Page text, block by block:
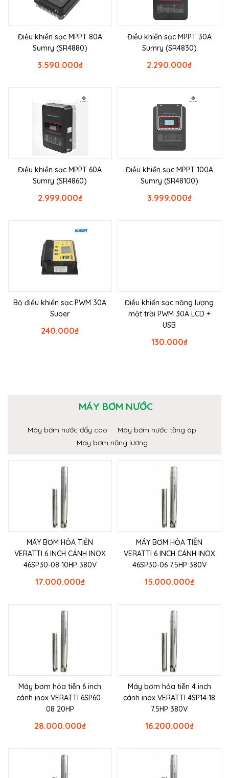
Điều khiển sạc MPPT 80A
Sumry (SR4880)
₫
3.590.000
Điều khiển sạc MPPT 30A
Sumry (SR4830)
₫
2.290.000
Điều khiển sạc MPPT 60A
Sumry (SR4860)
₫
2.999.000
Điều khiển sạc MPPT 100A
Sumry (SR48100)
₫
3.999.000
Bộ điều khiển sạc PWM 30A
Suoer
₫
240.000
Điều khiển sạc năng lượng
mặt trời PWM 30A LCD +
USB
₫
130.000
MÁY BƠM NƯỚC
Máy bơm nước đẩy cao
Máy bơm nước tăng áp
Máy bơm năng lượng
MÁY BƠM HỎA TIỄN
VERATTI 6 INCH CÁNH INOX
46SP30-08 10HP 380V
₫
17.000.000
MÁY BƠM HỎA TIỄN
VERATTI 6 INCH CÁNH INOX
46SP30-06 7.5HP 380V
₫
15.000.000
Máy bơm hỏa tiễn 6 inch
cánh inox VERATTI 6SP60-
08 20HP
₫
28.000.000
Máy bơm hỏa tiễn 4 inch
cánh inox VERATTI 4SP14-18
7.5HP 380V
₫
16.200.000